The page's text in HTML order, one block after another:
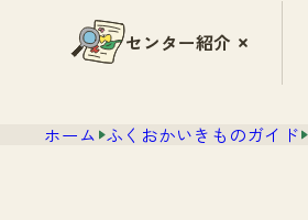
センター紹介
ホーム ふくおかいきものガイド